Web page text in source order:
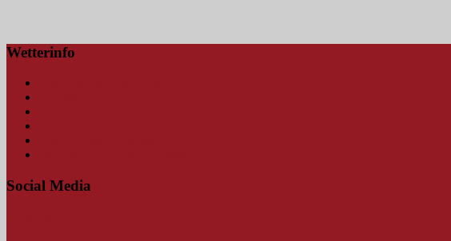
Wetterinfo
Social Media